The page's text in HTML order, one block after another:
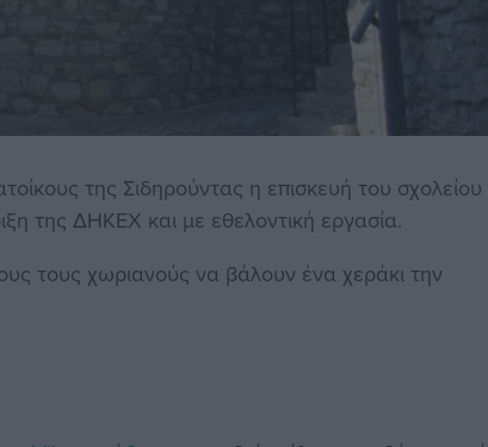
της Σιδηρούντας η επισκευή του σχολείου
της ΔΗΚΕΧ και με εθελοντική εργασία.
τους χωριανούς να βάλουν ένα χεράκι την